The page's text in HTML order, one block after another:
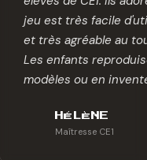
jeu est très facile
et très agréable au
Les enfants
modèles ou en
HÉLÈNE
Maîtresse CE1